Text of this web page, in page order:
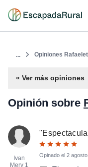
... Opiniones Rafaelet
« Ver más opiniones
Opinión sobre
Ivan
Mery 1
"
Opinado el 2